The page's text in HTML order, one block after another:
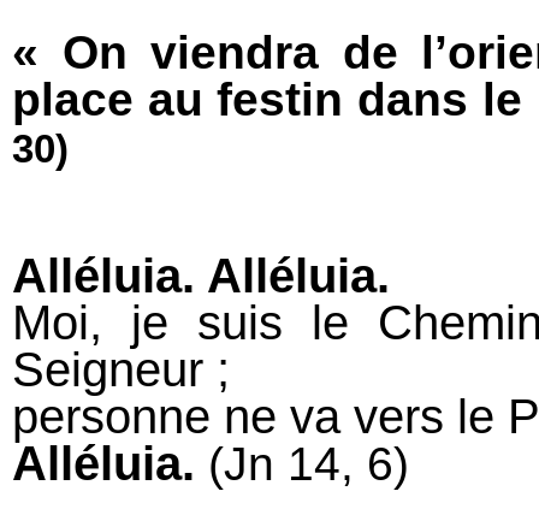
« On viendra de
place au festin dans
30)
Alléluia. Alléluia.
Moi, je suis le
Seigneur ;
personne ne va vers le
Alléluia. (Jn 14, 6)